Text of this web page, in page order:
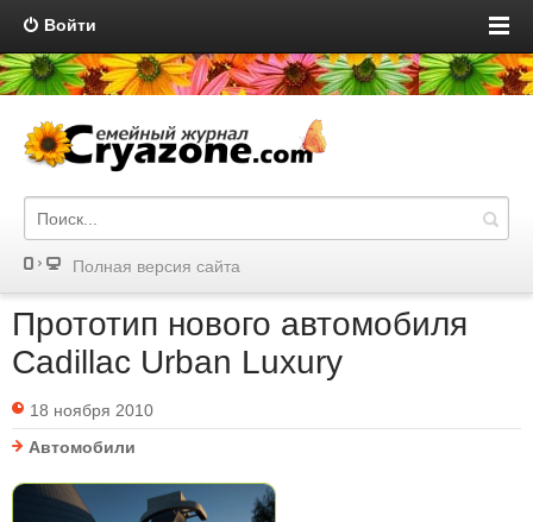
Войти
Полная версия сайта
Прототип нового автомобиля
Cadillac Urban Luxury
18 ноября 2010
Автомобили